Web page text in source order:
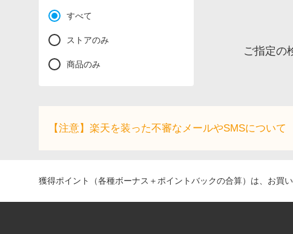
すべて
ストアのみ
商品のみ
ご指定の
【注意】楽天を装った不審なメールやSMSについて
獲得ポイント（各種ボーナス＋ポイントバックの合算）は、お買